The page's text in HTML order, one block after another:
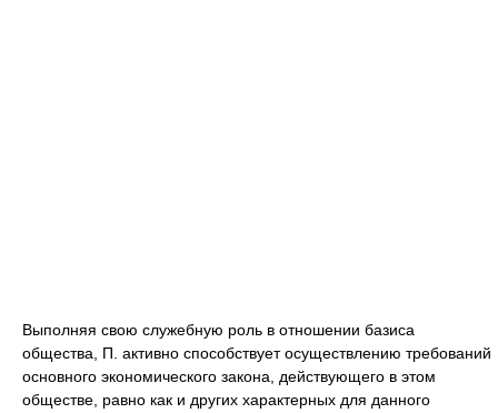
Выполняя свою служебную роль в отношении базиса
общества, П. активно способствует осуществлению требований
основного экономического закона, действующего в этом
обществе, равно как и других характерных для данного